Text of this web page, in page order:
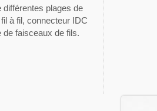
différentes plages de
à fil, connecteur IDC
de faisceaux de fils.